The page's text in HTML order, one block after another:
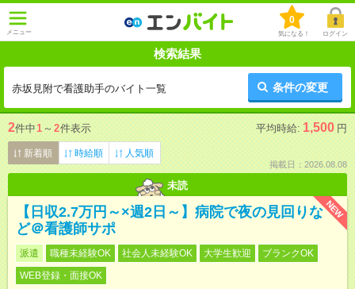
メニュー
0
気になる！ ログイン
検索結果
赤坂見附で看護助手のバイト一覧 条件の変更
2件中1 ～ 2件表示 平均時給: 1,500 円
新着順 時給順 人気順
掲載日：2026.08.08
未読
NEW
【日収2.7万円～×週2日～】病院で夜の見回りな
ど＠看護師サポ
派遣 職種未経験OK 社会人未経験OK 大学生歓迎
ブランクOK
WEB登録・面接OK